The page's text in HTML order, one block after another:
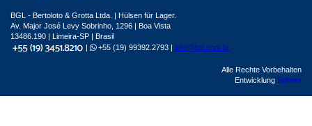
BGL - Bertoloto & Grotta Ltda. | Hülsen für Lager.
Av. Major José Levy Sobrinho, 1296 | Boa Vista
13486.190 | Limeira-SP | Brasil
|
+55 (19) 99392.2793 | info@bgl.com.br
Alle Rechte Vorbehalten
Entwicklung Sphera